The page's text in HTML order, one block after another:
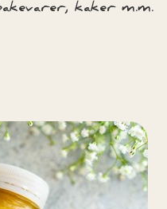
kaker m.m.